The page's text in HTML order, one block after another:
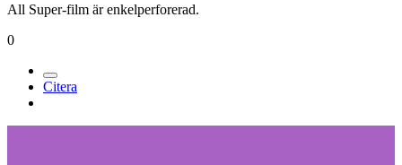
All Super-film är enkelperforerad.
0
Citera